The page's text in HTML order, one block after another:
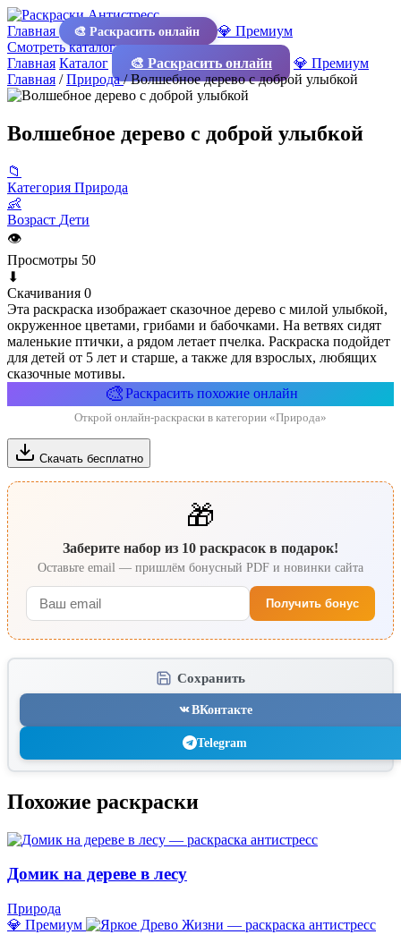
Главная 🎨 Раскрасить онлайн
💎 Премиум
Смотреть каталог
Главная Каталог 🎨 Раскрасить онлайн
💎 Премиум
Главная /Природа/Волшебное дерево с доброй улыбкой
Волшебное дерево с доброй улыбкой
📁
Категория Природа
👶
Возраст Дети
👁
Просмотры 50
⬇
Скачивания 0
Эта раскраска изображает сказочное дерево с милой улыбкой,
окруженное цветами, грибами и бабочками. На ветвях сидят
маленькие птички, а рядом летает пчелка. Раскраска подойдет
для детей от 5 лет и старше, а также для взрослых, любящих
сказочные мотивы.
🎨Раскрасить похожие онлайн
Открой онлайн-раскраски в категории «Природа»
Скачать бесплатно
🎁
Заберите набор из 10 раскрасок в подарок!
Оставьте email — пришлём бонусный PDF и новинки сайта
Получить бонус
Сохранить
ВКонтакте
Telegram
Похожие раскраски
Домик на дереве в лесу
Природа
💎 Премиум